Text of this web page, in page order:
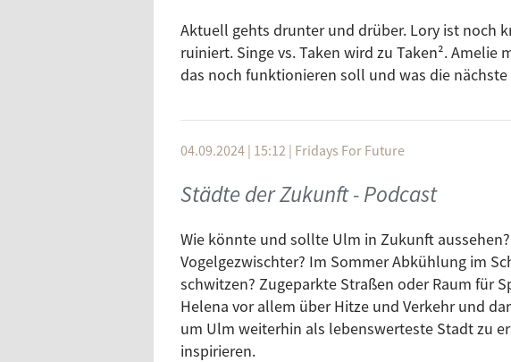
Aktuell gehts drunter und drüber. Lory ist noch
ruiniert. Singe vs. Taken wird zu Taken².
das noch funktionieren soll und was die
04.09.2024 | 15:12 | Fridays For Future
Städte der Zukunft - Podcast
Wie könnte und sollte Ulm in Zukunft
Vogelgezwischter? Im Sommer Abkühlung im
schwitzen? Zugeparkte Straßen oder Raum für
Helena vor allem über Hitze und Verkehr und
um Ulm weiterhin als lebenswerteste Stadt zu
inspirieren.